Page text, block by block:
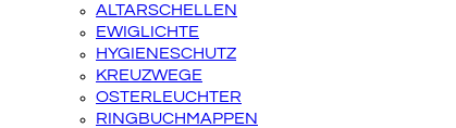
ALTARSCHELLEN
EWIGLICHTE
HYGIENESCHUTZ
KREUZWEGE
OSTERLEUCHTER
RINGBUCHMAPPEN